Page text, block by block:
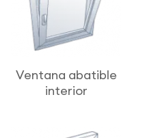
Ventana abatible
interior